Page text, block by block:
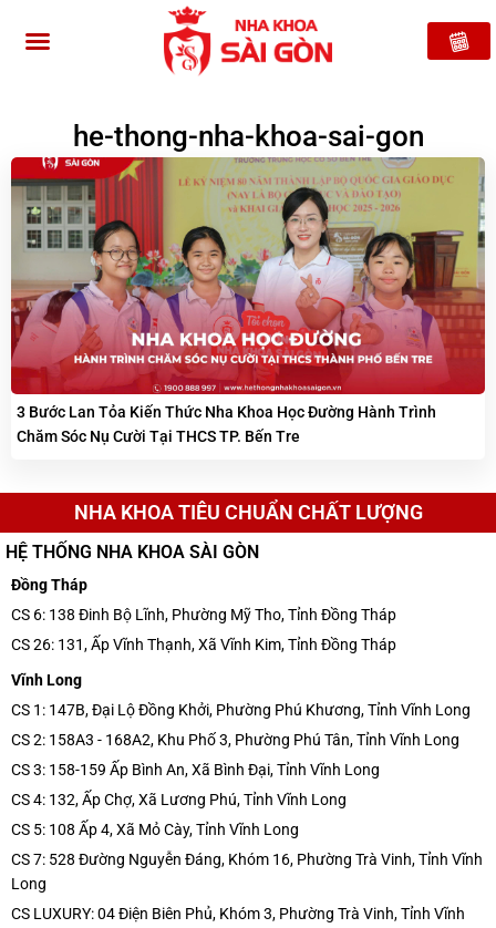
he-thong-nha-khoa-sai-gon
3 Bước Lan Tỏa Kiến Thức Nha Khoa Học Đường Hành Trình
Chăm Sóc Nụ Cười Tại THCS TP. Bến Tre
NHA KHOA TIÊU CHUẨN CHẤT LƯỢNG
HỆ THỐNG NHA KHOA SÀI GÒN
Đồng Tháp
CS 6: 138 Đinh Bộ Lĩnh, Phường Mỹ Tho, Tỉnh Đồng Tháp
CS 26: 131, Ấp Vĩnh Thạnh, Xã Vĩnh Kim, Tỉnh Đồng Tháp
Vĩnh Long
CS 1: 147B, Đại Lộ Đồng Khởi, Phường Phú Khương, Tỉnh Vĩnh Long
CS 2: 158A3 - 168A2, Khu Phố 3, Phường Phú Tân, Tỉnh Vĩnh Long
CS 3: 158-159 Ấp Bình An, Xã Bình Đại, Tỉnh Vĩnh Long
CS 4: 132, Ấp Chợ, Xã Lương Phú, Tỉnh Vĩnh Long
CS 5: 108 Ấp 4, Xã Mỏ Cày, Tỉnh Vĩnh Long
CS 7: 528 Đường Nguyễn Đáng, Khóm 16, Phường Trà Vinh, Tỉnh Vĩnh
Long
CS LUXURY: 04 Điện Biên Phủ, Khóm 3, Phường Trà Vinh, Tỉnh Vĩnh